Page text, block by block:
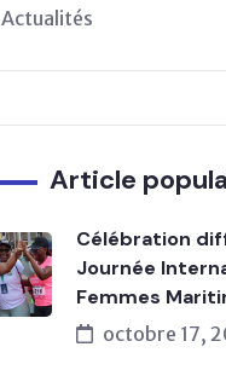
Actualités
Article
Célébration
Journée
Femmes
octobre 17,